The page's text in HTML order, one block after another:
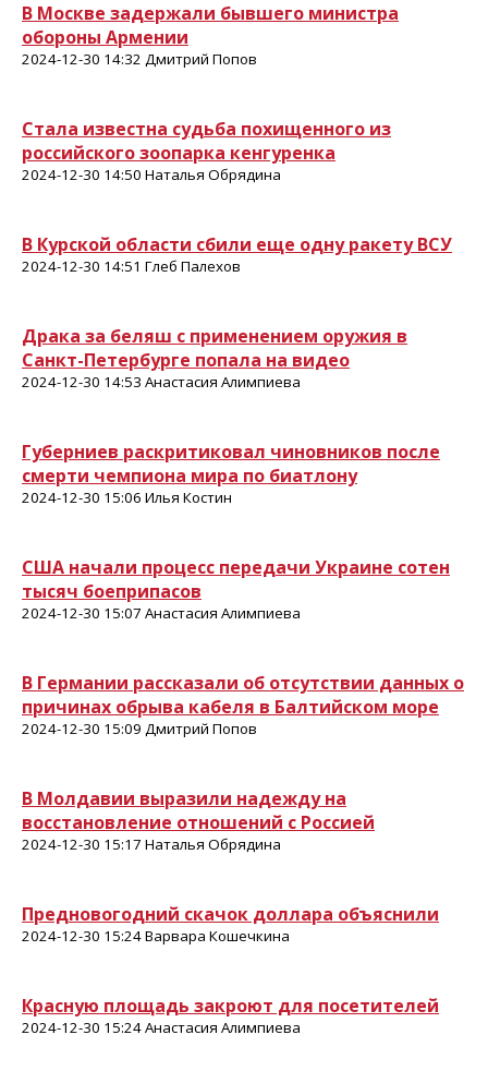
В Москве задержали бывшего министра
обороны Армении
2024-12-30 14:32 Дмитрий Попов
Стала известна судьба похищенного из
российского зоопарка кенгуренка
2024-12-30 14:50 Наталья Обрядина
В Курской области сбили еще одну ракету ВСУ
2024-12-30 14:51 Глеб Палехов
Драка за беляш с применением оружия в
Санкт-Петербурге попала на видео
2024-12-30 14:53 Анастасия Алимпиева
Губерниев раскритиковал чиновников после
смерти чемпиона мира по биатлону
2024-12-30 15:06 Илья Костин
США начали процесс передачи Украине сотен
тысяч боеприпасов
2024-12-30 15:07 Анастасия Алимпиева
В Германии рассказали об отсутствии данных о
причинах обрыва кабеля в Балтийском море
2024-12-30 15:09 Дмитрий Попов
В Молдавии выразили надежду на
восстановление отношений с Россией
2024-12-30 15:17 Наталья Обрядина
Предновогодний скачок доллара объяснили
2024-12-30 15:24 Варвара Кошечкина
Красную площадь закроют для посетителей
2024-12-30 15:24 Анастасия Алимпиева